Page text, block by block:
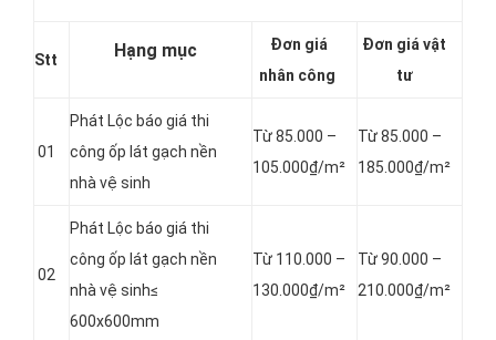
Stt Hạng mục
Đơn giá
nhân công
Đơn giá vật
tư
01
Phát Lộc báo giá thi
công ốp lát gạch nền
nhà vệ sinh
Từ 85.000 –
105.000₫/m²
Từ 85.000 –
185.000₫/m²
02
Phát Lộc báo giá thi
công ốp lát gạch nền
nhà vệ sinh≤
600x600mm
Từ 110.000 –
130.000₫/m²
Từ 90.000 –
210.000₫/m²